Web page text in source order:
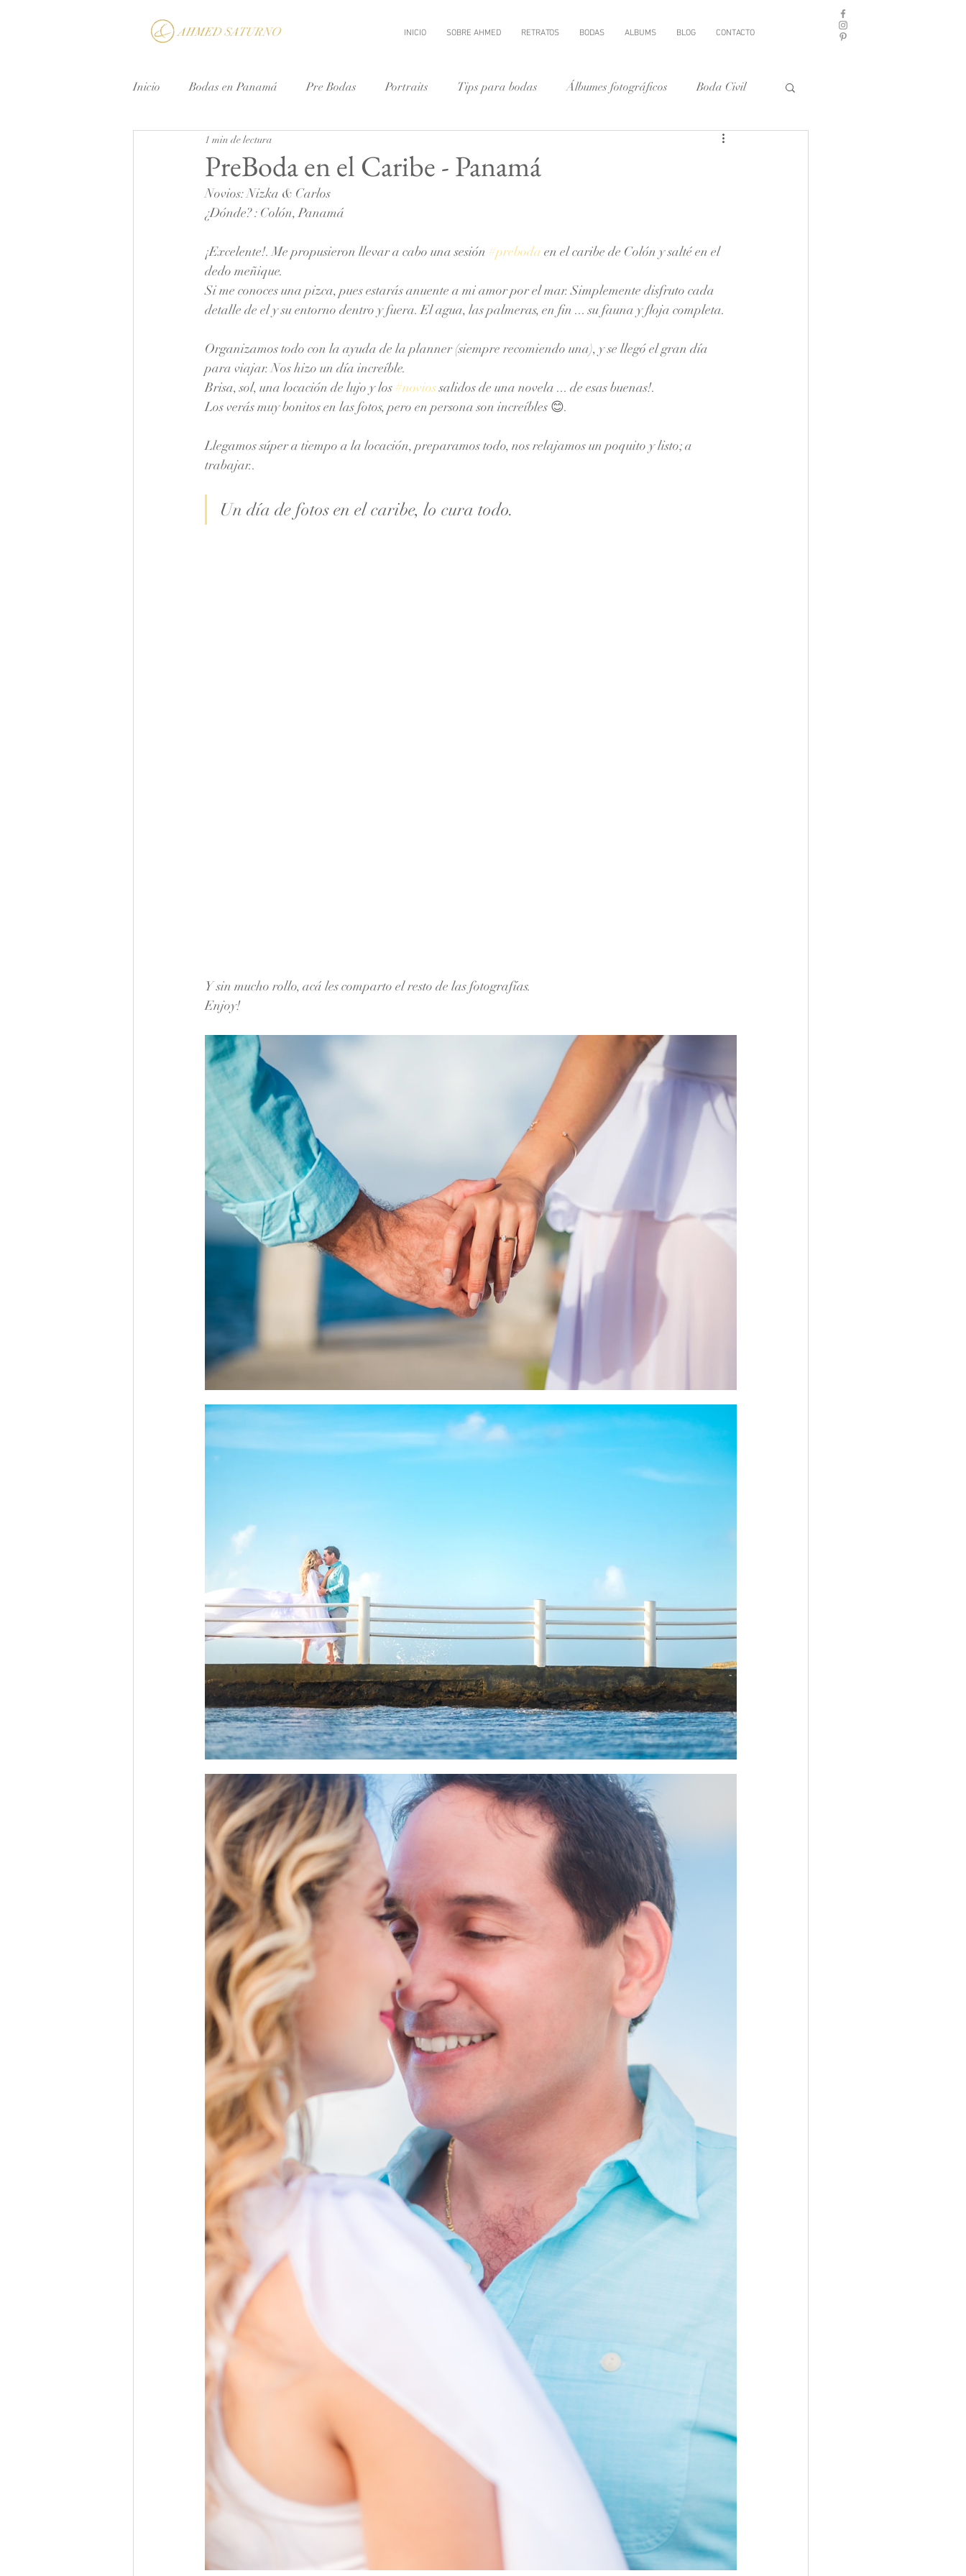
INICIO SOBRE AHMED RETRATOS BODAS ALBUMS BLOG CONTACTO
Inicio Bodas en Panamá Pre Bodas Portraits Tips para bodas Álbumes fotográficos Boda Civil
Micro Boda Bodas de Destino en Panama
PreBoda en el Caribe - Panamá
1 min de lectura
Novios: Nizka & Carlos
¿Dónde? : Colón, Panamá
¡Excelente!. Me propusieron llevar a cabo una sesión #preboda en el caribe de Colón y salté en el
dedo meñique.
Si me conoces una pizca, pues estarás anuente a mi amor por el mar. Simplemente disfruto cada
detalle de el y su entorno dentro y fuera. El agua, las palmeras, en fin ... su fauna y floja completa.
Organizamos todo con la ayuda de la planner (siempre recomiendo una), y se llegó el gran día
para viajar. Nos hizo un día increíble.
Brisa, sol, una locación de lujo y los #novios salidos de una novela ... de esas buenas!.
Los verás muy bonitos en las fotos, pero en persona son increíbles 😊.
Llegamos súper a tiempo a la locación, preparamos todo, nos relajamos un poquito y listo; a
trabajar..
Un día de fotos en el caribe, lo cura todo.
Y sin mucho rollo, acá les comparto el resto de las fotografías.
Enjoy!